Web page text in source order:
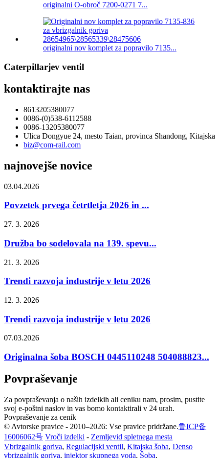
originalni O-obroč 7200-0271 7...
originalni nov komplet za popravilo 7135...
Caterpillarjev ventil
kontaktirajte nas
8613205380077
0086-(0)538-6112588
0086-13205380077
Ulica Dongyue 24, mesto Taian, provinca Shandong, Kitajska
biz@com-rail.com
najnovejše novice
03.04.2026
Povzetek prvega četrtletja 2026 in ...
27. 3. 2026
Družba bo sodelovala na 139. spevu...
21. 3. 2026
Trendi razvoja industrije v letu 2026
12. 3. 2026
Trendi razvoja industrije v letu 2026
07.03.2026
Originalna šoba BOSCH 0445110248 504088823...
Povpraševanje
Za povpraševanja o naših izdelkih ali ceniku nam, prosim, pustite
svoj e-poštni naslov in vas bomo kontaktirali v 24 urah.
Povpraševanje za cenik
© Avtorske pravice - 2010–2026: Vse pravice pridržane.鲁ICP备
16006062号 Vroči izdelki - Zemljevid spletnega mesta
Vbrizgalnik goriva, Regulacijski ventil, Kitajska šoba, Denso
vbrizgalnik goriva, injektor skupnega voda, Šoba,